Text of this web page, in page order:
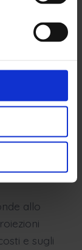
per
per
trovare
attività che
allo
e sugli